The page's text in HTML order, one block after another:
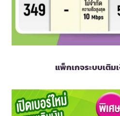
แพ็กเกจระบบเติ